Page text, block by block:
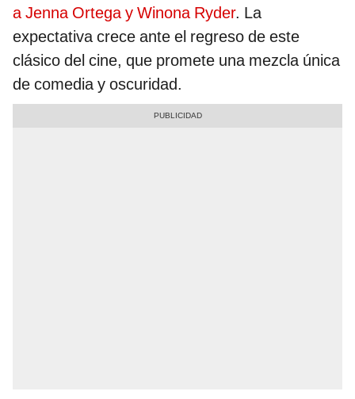
a Jenna Ortega y Winona Ryder. La
expectativa crece ante el regreso de este
clásico del cine, que promete una mezcla única
de comedia y oscuridad.